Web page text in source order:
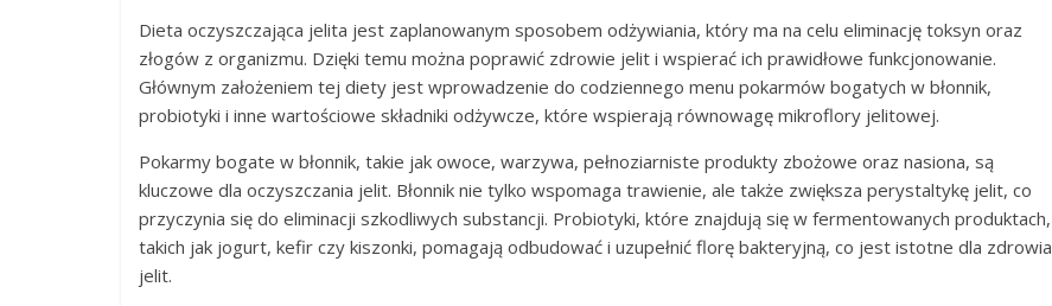
Dieta oczyszczająca jelita jest zaplanowanym sposobem odżywiania, który ma na celu eliminację toksyn oraz
złogów z organizmu. Dzięki temu można poprawić zdrowie jelit i wspierać ich prawidłowe funkcjonowanie.
Głównym założeniem tej diety jest wprowadzenie do codziennego menu pokarmów bogatych w błonnik,
probiotyki i inne wartościowe składniki odżywcze, które wspierają równowagę mikroflory jelitowej.
Pokarmy bogate w błonnik, takie jak owoce, warzywa, pełnoziarniste produkty zbożowe oraz nasiona, są
kluczowe dla oczyszczania jelit. Błonnik nie tylko wspomaga trawienie, ale także zwiększa perystaltykę jelit, co
przyczynia się do eliminacji szkodliwych substancji. Probiotyki, które znajdują się w fermentowanych produktach,
takich jak jogurt, kefir czy kiszonki, pomagają odbudować i uzupełnić florę bakteryjną, co jest istotne dla zdrowia
jelit.